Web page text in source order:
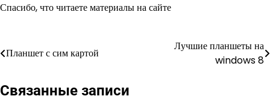
Спасибо, что читаете материалы на сайте
Навигация
записям
Планшет с сим картой
Лучшие планшеты на
windows 8
Связанные записи